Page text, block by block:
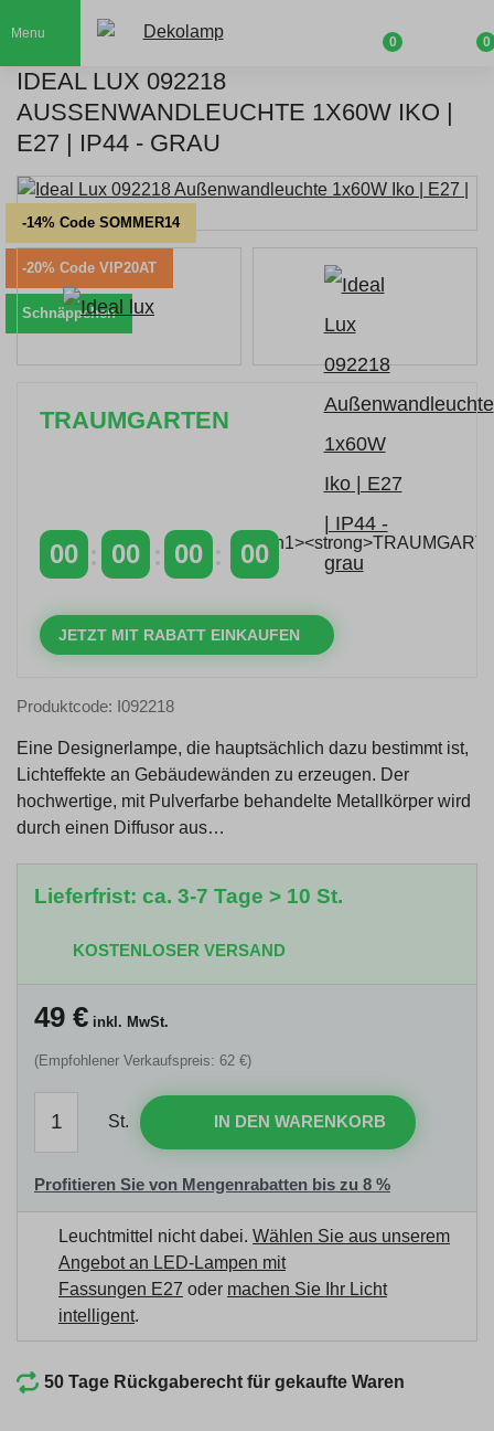
Menu
0 0
IDEAL LUX 092218
AUSSENWANDLEUCHTE 1X60W IKO | E
27 | IP44 - GRAU
-14% Code SOMMER14
-20% Code VIP20AT
Schnäppchen
TRAUMGARTEN
00 00 00 00
JETZT MIT RABATT EINKAUFEN
Produktcode: I092218
Eine Designerlampe, die hauptsächlich dazu bestimmt ist,
Lichteffekte an Gebäudewänden zu erzeugen. Der
hochwertige, mit Pulverfarbe behandelte Metallkörper wird
durch einen Diffusor aus…
Lieferfrist: ca. 3-7 Tage > 10 St.
KOSTENLOSER VERSAND
49 € inkl. MwSt.
(Empfohlener Verkaufspreis: 62 €)
St. IN DEN WARENKORB
Profitieren Sie von Mengenrabatten bis zu 8 %
Leuchtmittel nicht dabei. Wählen Sie aus unserem
Angebot an LED-Lampen mit
Fassungen E27 oder machen Sie Ihr Licht
intelligent.
50 Tage Rückgaberecht für gekaufte Waren